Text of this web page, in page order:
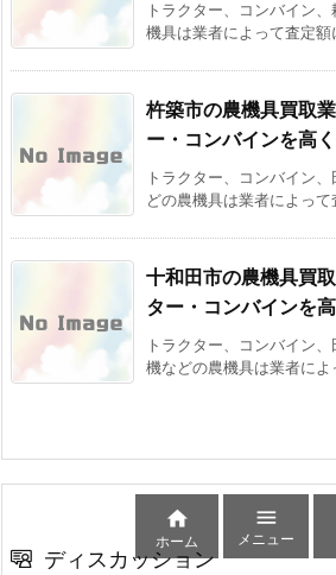
トラクター、コンバイン
機具は業者によって査定
杵築市の農機具買取
ー・コンバインを高
トラクター、コンバイン
どの農機具は業者によっ
十和田市の農機具買
ター・コンバインを
トラクター、コンバイン
機などの農機具は業者に
ディスカッション

ホーム

メニュー